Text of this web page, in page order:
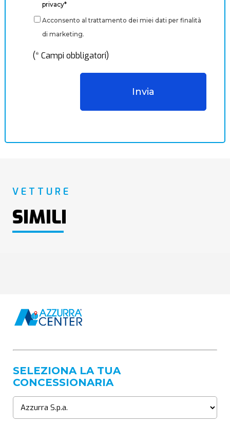
privacy*
Acconsento al trattamento dei miei dati per finalità
di marketing.
(* Campi obbligatori)
VETTURE
SIMILI
SELEZIONA LA TUA
CONCESSIONARIA